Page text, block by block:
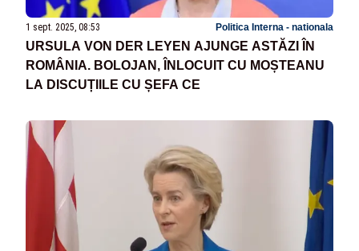
1 sept. 2025, 08:53 Politica Interna - nationala
URSULA VON DER LEYEN AJUNGE ASTĂZI ÎN
ROMÂNIA. BOLOJAN, ÎNLOCUIT CU MOȘTEANU
LA DISCUȚIILE CU ȘEFA CE